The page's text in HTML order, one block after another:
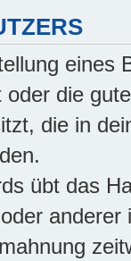
eines
oder die
die in
übt das